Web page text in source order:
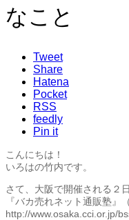
なこと
Tweet
Share
Hatena
Pocket
RSS
feedly
Pin it
こんにちは！
いろはの竹内です。
さて、大阪で開催される２
『バカ売れネット通販塾』
http://www.osaka.cci.or.jp/